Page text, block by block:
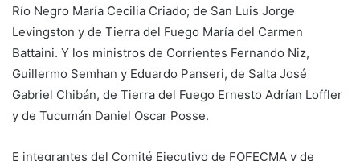
Río Negro María Cecilia Criado; de San Luis Jorge
Levingston y de Tierra del Fuego María del Carmen
Battaini. Y los ministros de Corrientes Fernando Niz,
Guillermo Semhan y Eduardo Panseri, de Salta José
Gabriel Chibán, de Tierra del Fuego Ernesto Adrían Loffler
y de Tucumán Daniel Oscar Posse.
E integrantes del Comité Ejecutivo de FOFECMA y de